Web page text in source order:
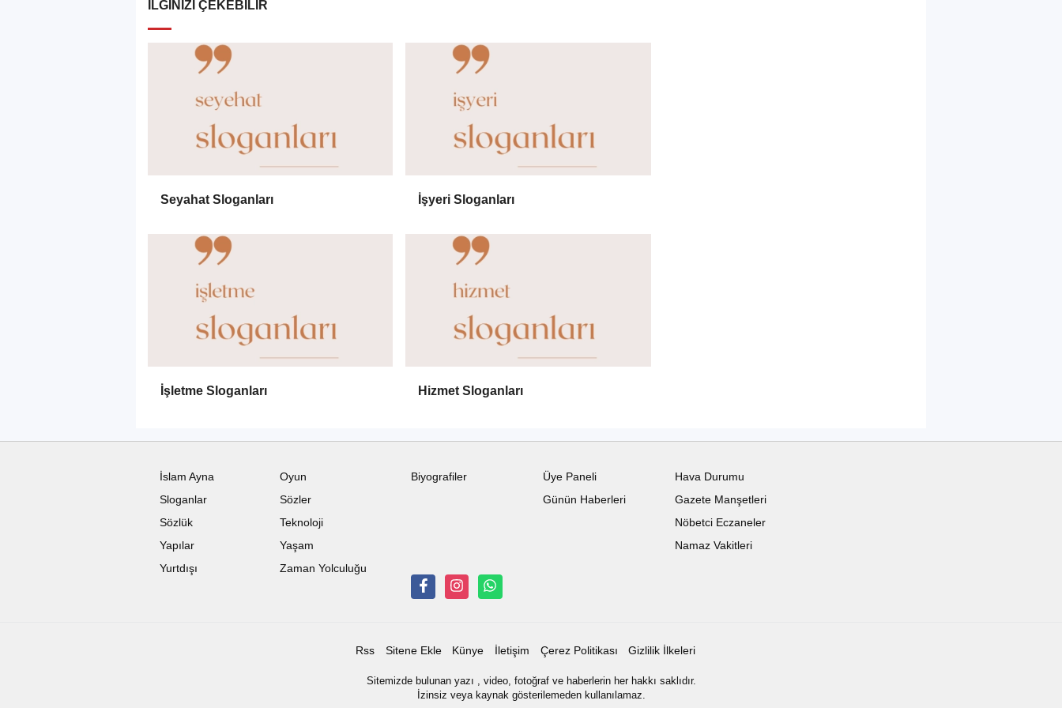
İLGINIZI ÇEKEBILIR
Seyahat Sloganları İşyeri Sloganları
İşletme Sloganları Hizmet Sloganları
İslam Ayna
Oyun
Sloganlar
Sözler
Sözlük
Teknoloji
Yapılar
Yaşam
Yurtdışı
Zaman Yolculuğu
Biyografiler
Üye Paneli
Günün Haberleri
Hava Durumu
Gazete Manşetleri
Nöbetci Eczaneler
Namaz Vakitleri
Rss Sitene Ekle Künye İletişim Çerez Politikası Gizlilik İlkeleri
Sitemizde bulunan yazı , video, fotoğraf ve haberlerin her hakkı saklıdır.
İzinsiz veya kaynak gösterilemeden kullanılamaz.